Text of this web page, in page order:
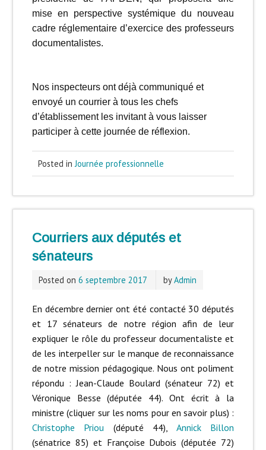
mise en perspective systémique du nouveau
cadre réglementaire d’exercice des professeurs
documentalistes.
Nos inspecteurs ont déjà communiqué et
envoyé un courrier à tous les chefs
d’établissement les invitant à vous laisser
participer à cette journée de réflexion.
Posted inJournée professionnelle
Courriers aux députés et
sénateurs
Posted on 6 septembre 2017 byAdmin
En décembre dernier ont été contacté 30 députés
et 17 sénateurs de notre région afin de leur
expliquer le rôle du professeur documentaliste et
de les interpeller sur le manque de reconnaissance
de notre mission pédagogique. Nous ont poliment
répondu : Jean-Claude Boulard (sénateur 72) et
Véronique Besse (députée 44). Ont écrit à la
ministre (cliquer sur les noms pour en savoir plus) :
Christophe Priou (député 44), Annick Billon
(sénatrice 85) et Françoise Dubois (députée 72)